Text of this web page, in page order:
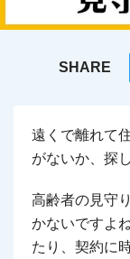
SHARE
遠くで離れて
がないか、探
高齢者の見守
かないですよ
たり、契約に